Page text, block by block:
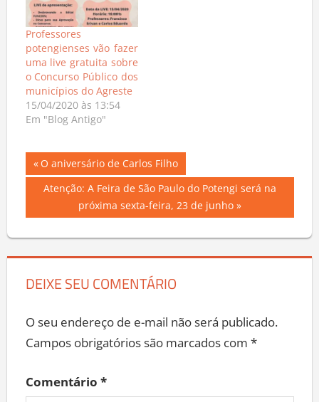
Professores
potengienses vão fazer
uma live gratuita sobre
o Concurso Público dos
municípios do Agreste
15/04/2020 às 13:54
Em "Blog Antigo"
Navegação
de
Post
Previous
Post:
O aniversário de Carlos Filho
Next
Atenção: A Feira de São Paulo do Potengi será na
próxima sexta-feira, 23 de junho
DEIXE SEU COMENTÁRIO
O seu endereço de e-mail não será publicado.
Campos obrigatórios são marcados com *
Comentário *